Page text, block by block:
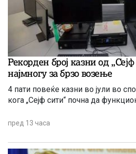
Рекорден број казни од
најмногу за брзо возење
4 пати повеќе казни во јули во
кога „Сејф сити“ почна да
пред 13 часа